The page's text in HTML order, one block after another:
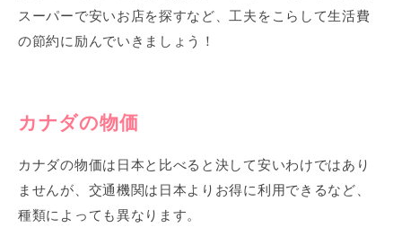
スーパーで安いお店を探すなど、工夫をこらして生活費
の節約に励んでいきましょう！
カナダの物価
カナダの物価は日本と比べると決して安いわけではあり
ませんが、交通機関は日本よりお得に利用できるなど、
種類によっても異なります。